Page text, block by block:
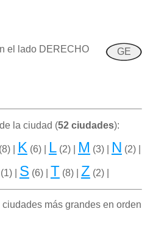
GE
el lado DERECHO
la ciudad (52 ciudades):
(8) | K (6) | L(2) | M (3) | N (2) |
(1) | S (6) | T (8) | Z (2) |
más grandes en orden